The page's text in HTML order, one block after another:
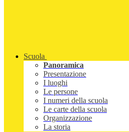
Scuola
Panoramica
Presentazione
I luoghi
Le persone
I numeri della scuola
Le carte della scuola
Organizzazione
La storia